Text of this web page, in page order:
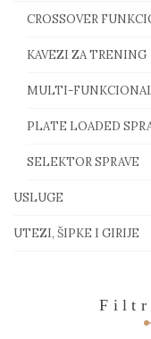
CROSSOVER
KAVEZI ZA TRENING
MULTI-
PLATE LOADED
SELEKTOR SPRAVE
USLUGE
UTEZI, ŠIPKE I GIRIJE